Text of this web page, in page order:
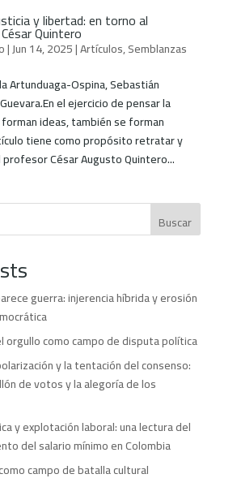
y libertad: en torno al
Quintero
|Jun 14, 2025|Artículos,Semblanzas
Artunduaga-Ospina, Sebastián
el ejercicio de pensar la
ideas, también se forman
tiene como propósito retratar y
César Augusto Quintero...
Buscar
guerra: injerencia híbrida y erosión
orgullo como campo de disputa política
y la tentación del consenso:
de votos y la alegoría de los
y explotación laboral: una lectura del
del salario mínimo en Colombia
campo de batalla cultural